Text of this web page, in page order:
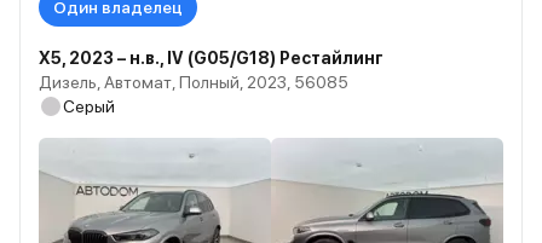
Один владелец
X5, 2023 – н.в., IV (G05/G18) Рестайлинг
Дизель, Автомат, Полный, 2023, 56085
Серый